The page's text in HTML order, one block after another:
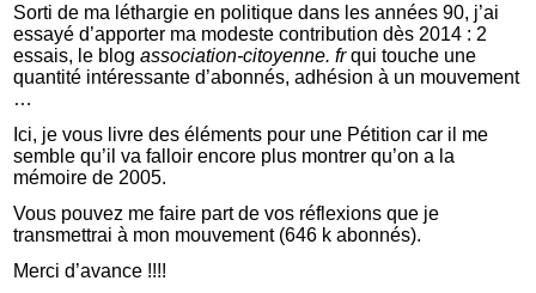
Sorti de ma léthargie en politique dans les années 90, j’ai
essayé d’apporter ma modeste contribution dès 2014 : 2
essais, le blogassociation-citoyenne. frqui touche une
quantité intéressante d’abonnés, adhésion à un mouvement
…
Ici, je vous livre des éléments pour une Pétition car il me
semble qu’il va falloir encore plus montrer qu’on a la
mémoire de 2005.
Vous pouvez me faire part de vos réflexions que je
transmettrai à mon mouvement (646 k abonnés).
Merci d’avance !!!!